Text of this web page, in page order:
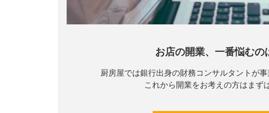
お店の開業、一番悩むの
厨房屋では銀行出身の財務コンサルタントが
これから開業をお考えの方はまず